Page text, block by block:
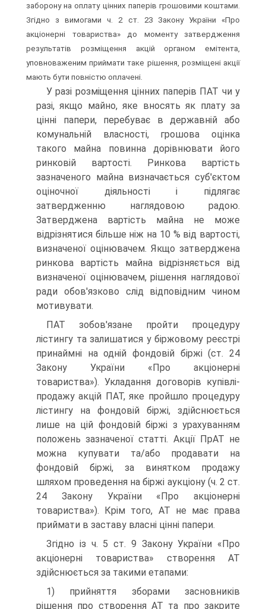
заборону на оплату цінних паперів грошовими коштами.
Згід­но з вимогами ч. 2 ст. 23 Закону України «Про
акціонерні то­вариства» до моменту затвердження
результатів розміщення акцій органом емітента,
уповноваженим приймати таке рі­шення, розміщені акції
мають бути повністю оплачені.
У разі розміщення цінних паперів ПАТ чи у
разі, якщо майно, яке вносять як плату за
цінні папери, перебуває в державній або
комунальній власності, грошова оцінка
такого майна повинна дорівнювати його
ринковій вартості. Ринкова вартість
зазначеного майна визначається суб'єктом
оціноч­ної діяльності і підлягає
затвердженню наглядовою радою.
Затверджена вартість майна не може
відрізнятися більше ніж на 10 % від вартості,
визначеної оцінювачем. Якщо за­тверджена
ринкова вартість майна відрізняється від
визна­ченої оцінювачем, рішення наглядової
ради обов'язково слід відповідним чином
мотивувати.
ПАТ зобов'язане пройти процедуру
лістингу та залиша­тися у біржовому реєстрі
принаймні на одній фондовій бір­жі (ст. 24
Закону України «Про акціонерні
товариства»). Укладання договорів купівлі-
продажу акцій ПАТ, яке прой­шло процедуру
лістингу на фондовій біржі, здійснюється
лише на цій фондовій біржі з урахуванням
положень зазна­ченої статті. Акції ПрАТ не
можна купувати та/або прода­вати на
фондовій біржі, за винятком продажу
шляхом про­ведення на біржі аукціону (ч. 2 ст.
24 Закону України «Про акціонерні
товариства»). Крім того, АТ не має права
при­ймати в заставу власні цінні папери.
Згідно із ч. 5 ст. 9 Закону України «Про
акціонерні това­риства» створення АТ
здійснюється за такими етапами:
1) прийняття зборами засновників
рішення про ство­рення АТ та про закрите